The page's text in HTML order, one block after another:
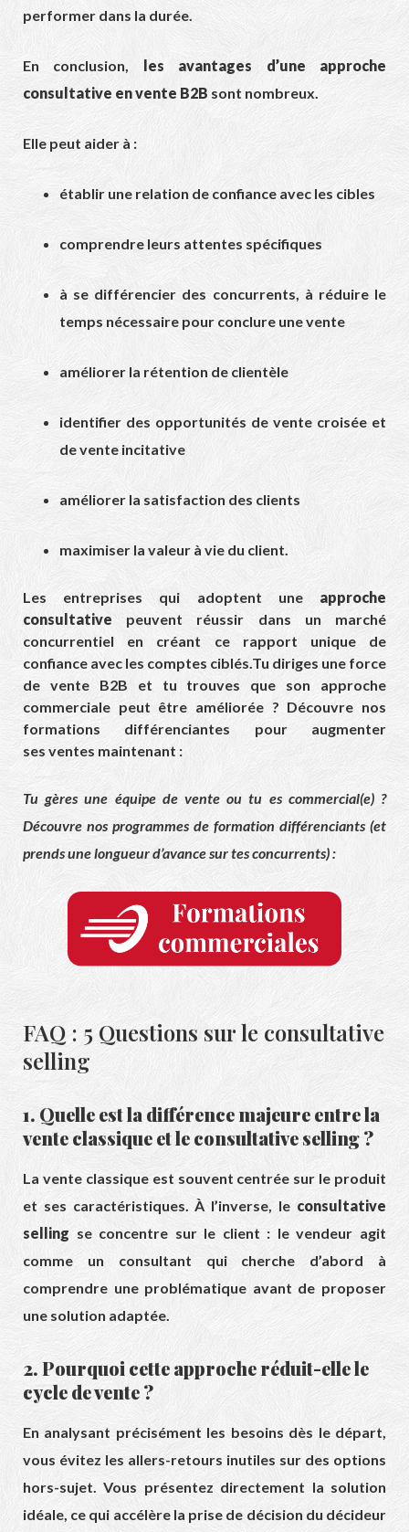
performer dans la durée.
En conclusion,
les avantages d’une approche
consultative en vente B2B sont nombreux.
Elle peut aider à :
établir une relation de confiance avec les cibles
comprendre leurs attentes spécifiques
à se différencier des concurrents, à réduire le
temps nécessaire pour conclure une vente
améliorer la rétention de clientèle
identifier des opportunités de vente croisée et
de vente incitative
améliorer la satisfaction des clients
maximiser la valeur à vie du client.
Les entreprises qui adoptent une approche
consultative peuvent réussir dans un marché
concurrentiel en créant ce rapport unique de
confiance avec les comptes ciblés.Tu diriges une force
de vente B2B et tu trouves que son approche
commerciale peut être améliorée ? Découvre nos
formations différenciantes pour augmenter
ses ventes maintenant :
Tu gères une équipe de vente ou tu es commercial(e) ?
Découvre nos programmes de formation différenciants (et
prends une longueur d’avance sur tes concurrents) :
FAQ : 5 Questions sur le consultative
selling
1. Quelle est la différence majeure entre la
vente classique et le consultative selling ?
La vente classique est souvent centrée sur le produit
et ses caractéristiques. À l’inverse, le consultative
selling se concentre sur le client : le vendeur agit
comme un consultant qui cherche d’abord à
comprendre une problématique avant de proposer
une solution adaptée.
2. Pourquoi cette approche réduit-elle le
cycle de vente ?
En analysant précisément les besoins dès le départ,
vous évitez les allers-retours inutiles sur des options
hors-sujet. Vous présentez directement la solution
idéale, ce qui accélère la prise de décision du décideur